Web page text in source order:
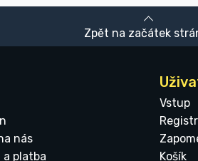
Zpět na začátek
nás
a platba
Vstup
Košík